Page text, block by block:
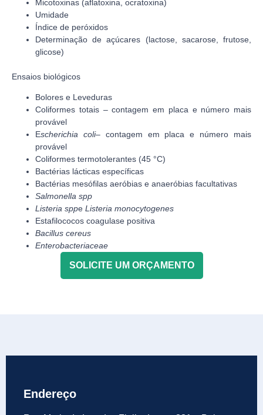
Micotoxinas (aflatoxina, ocratoxina)
Umidade
Índice de peróxidos
Determinação de açúcares (lactose, sacarose, frutose,
glicose)
Ensaios biológicos
Bolores e Leveduras
Coliformes totais – contagem em placa e número mais
provável
Escherichia coli– contagem em placa e número mais
provável
Coliformes termotolerantes (45 °C)
Bactérias lácticas específicas
Bactérias mesófilas aeróbias e anaeróbias facultativas
Salmonella spp
Listeria sppe Listeria monocytogenes
Estafilococos coagulase positiva
Bacillus cereus
Enterobacteriaceae
SOLICITE UM ORÇAMENTO
Endereço